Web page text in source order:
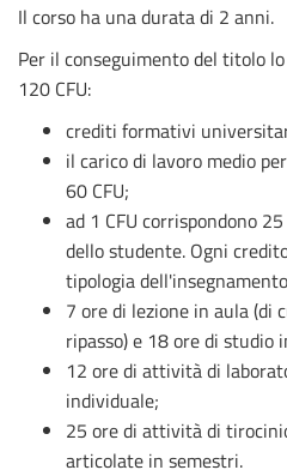
Il corso ha una durata di 2 anni.
Per il conseguimento del titolo
120 CFU:
crediti formativi
il carico di lavoro medio
60 CFU;
ad 1 CFU corrispondono
dello studente. Ogni
tipologia
7 ore di lezione in aula (di
ripasso) e 18 ore di studio
12 ore di attività di
individuale;
25 ore di attività di
articolate in semestri.